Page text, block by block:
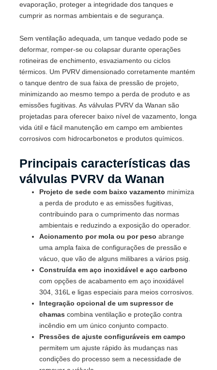
evaporação, proteger a integridade dos tanques e
cumprir as normas ambientais e de segurança.
Sem ventilação adequada, um tanque vedado pode se
deformar, romper-se ou colapsar durante operações
rotineiras de enchimento, esvaziamento ou ciclos
térmicos. Um PVRV dimensionado corretamente mantém
o tanque dentro de sua faixa de pressão de projeto,
minimizando ao mesmo tempo a perda de produto e as
emissões fugitivas. As válvulas PVRV da Wanan são
projetadas para oferecer baixo nível de vazamento, longa
vida útil e fácil manutenção em campo em ambientes
corrosivos com hidrocarbonetos e produtos químicos.
Principais características das
válvulas PVRV da Wanan
Projeto de sede com baixo vazamento minimiza
a perda de produto e as emissões fugitivas,
contribuindo para o cumprimento das normas
ambientais e reduzindo a exposição do operador.
Acionamento por mola ou por peso abrange
uma ampla faixa de configurações de pressão e
vácuo, que vão de alguns milibares a vários psig.
Construída em aço inoxidável e aço carbono
com opções de acabamento em aço inoxidável
304, 316L e ligas especiais para meios corrosivos.
Integração opcional de um supressor de
chamas combina ventilação e proteção contra
incêndio em um único conjunto compacto.
Pressões de ajuste configuráveis em campo
permitem um ajuste rápido às mudanças nas
condições do processo sem a necessidade de